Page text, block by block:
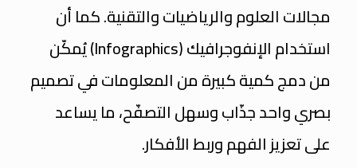
مجالات العلوم والرياضيات والتقنية. كما أن
استخدام الإنفوجرافيك (Infographics) يُمكّن
من دمج كمية كبيرة من المعلومات في تصميم
بصري واحد جذّاب وسهل التصفّح، ما يساعد
على تعزيز الفهم وربط الأفكار.